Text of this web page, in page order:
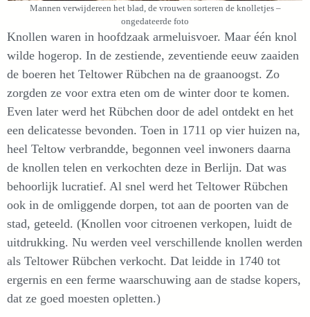
Mannen verwijdereen het blad, de vrouwen sorteren de knolletjes –
ongedateerde foto
Knollen waren in hoofdzaak armeluisvoer. Maar één knol
wilde hogerop. In de zestiende, zeventiende eeuw zaaiden
de boeren het Teltower Rübchen na de graanoogst. Zo
zorgden ze voor extra eten om de winter door te komen.
Even later werd het Rübchen door de adel ontdekt en het
een delicatesse bevonden. Toen in 1711 op vier huizen na,
heel Teltow verbrandde, begonnen veel inwoners daarna
de knollen telen en verkochten deze in Berlijn. Dat was
behoorlijk lucratief. Al snel werd het Teltower Rübchen
ook in de omliggende dorpen, tot aan de poorten van de
stad, geteeld. (Knollen voor citroenen verkopen, luidt de
uitdrukking. Nu werden veel verschillende knollen werden
als Teltower Rübchen verkocht. Dat leidde in 1740 tot
ergernis en een ferme waarschuwing aan de stadse kopers,
dat ze goed moesten opletten.)